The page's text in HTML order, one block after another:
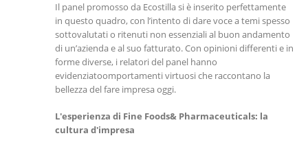
Il panel promosso da Ecostilla si è inserito perfettamente
in questo quadro, con l’intento di dare voce a temi spesso
sottovalutati o ritenuti non essenziali al buon andamento
di un’azienda e al suo fatturato. Con opinioni differenti e in
forme diverse, i relatori del panel hanno
evidenziatoomportamenti virtuosi che raccontano la
bellezza del fare impresa oggi.
L'esperienza di Fine Foods& Pharmaceuticals: la
cultura d'impresa